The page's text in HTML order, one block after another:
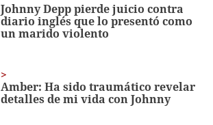
Johnny Depp pierde juicio contra
diario inglés que lo presentó como
un marido violento
Amber: Ha sido traumático revelar
detalles de mi vida con Johnny